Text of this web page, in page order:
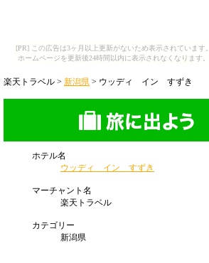
[PR] この広告は3ヶ月以上更新がないため表示されています。
ホームページを更新後24時間以内に表示されなくなります。
楽天トラベル > 新潟県 > ウッディ イン すずき
ホテル名
ウッディ イン すずき
マーチャント名
楽天トラベル
カテゴリー
新潟県